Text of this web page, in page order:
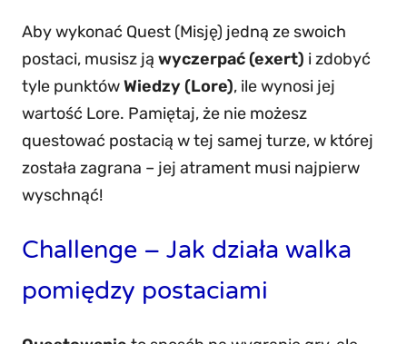
Aby wykonać Quest (Misję) jedną ze swoich
postaci, musisz ją wyczerpać (exert) i zdobyć
tyle punktówWiedzy (Lore), ile wynosi jej
wartość Lore. Pamiętaj, że nie możesz
questować postacią w tej samej turze, w której
została zagrana – jej atrament musi najpierw
wyschnąć!
Challenge – Jak działa walka
pomiędzy postaciami